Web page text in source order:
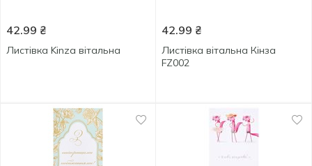
42.99 ₴
Листівка Kinza вітальна
42.99 ₴
Лиcтівка вітальна Кінза
FZ002